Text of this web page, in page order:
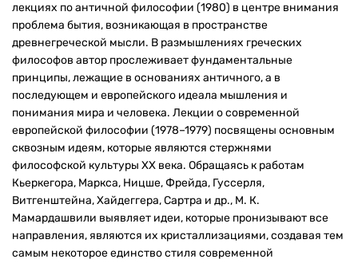
лекциях по античной философии (1980) в центре внимания
проблема бытия, возникающая в пространстве
древнегреческой мысли. В размышлениях греческих
философов автор прослеживает фундаментальные
принципы, лежащие в основаниях античного, а в
последующем и европейского идеала мышления и
понимания мира и человека. Лекции о современной
европейской философии (1978–1979) посвящены основным
сквозным идеям, которые являются стержнями
философской культуры ХХ века. Обращаясь к работам
Кьеркегора, Маркса, Ницше, Фрейда, Гуссерля,
Витгенштейна, Хайдеггера, Сартра и др., М. К.
Мамардашвили выявляет идеи, которые пронизывают все
направления, являются их кристаллизациями, создавая тем
самым некоторое единство стиля современной